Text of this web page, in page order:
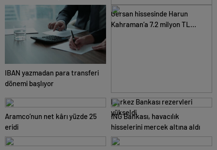
Gersan hissesinde Harun
Kahraman’a 7.2 milyon TL
IBAN yazmadan para transferi
dönemi başlıyor
Merkez Bankası rezervleri
yükseldi
Aramco’nun net kârı yüzde 25
eridi
ING Bankası, havacılık
hisselerini mercek altına aldı